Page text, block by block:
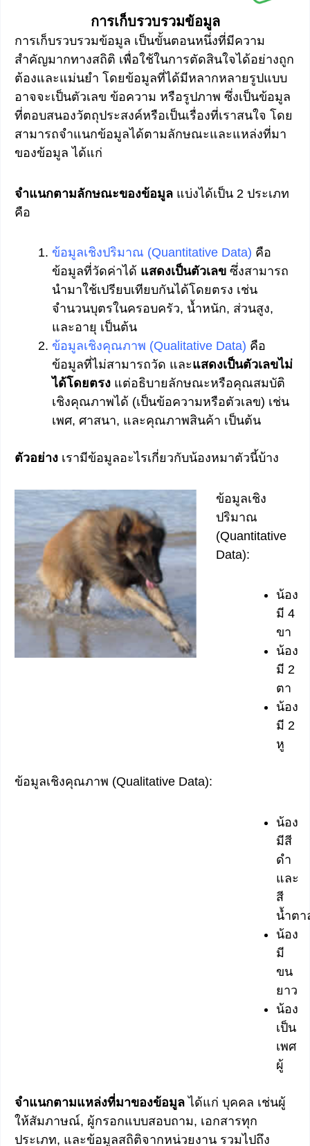
การเก็บรวบรวมข้อมูล
การเก็บรวบรวมข้อมูล เป็นขั้นตอนหนึ่งที่มีความ
สำคัญมากทางสถิติ เพื่อใช้ในการตัดสินใจได้อย่างถูก
ต้องและแม่นยำ โดยข้อมูลที่ได้มีหลากหลายรูปแบบ
อาจจะเป็นตัวเลข ข้อความ หรือรูปภาพ ซึ่งเป็นข้อมูล
ที่ตอบสนองวัตถุประสงค์หรือเป็นเรื่องที่เราสนใจ โดย
สามารถจำแนกข้อมูลได้ตามลักษณะและแหล่งที่มา
ของข้อมูล ได้แก่
จำแนกตามลักษณะของข้อมูล แบ่งได้เป็น 2 ประเภท
คือ
ข้อมูลเชิงปริมาณ (Quantitative Data) คือ
ข้อมูลที่วัดค่าได้ แสดงเป็นตัวเลข ซึ่งสามารถ
นำมาใช้เปรียบเทียบกันได้โดยตรง เช่น
จำนวนบุตรในครอบครัว, น้ำหนัก, ส่วนสูง,
และอายุ เป็นต้น
ข้อมูลเชิงคุณภาพ (Qualitative Data) คือ
ข้อมูลที่ไม่สามารถวัด และแสดงเป็นตัวเลขไม่
ได้โดยตรง แต่อธิบายลักษณะหรือคุณสมบัติ
เชิงคุณภาพได้ (เป็นข้อความหรือตัวเลข) เช่น
เพศ, ศาสนา, และคุณภาพสินค้า เป็นต้น
ตัวอย่าง เรามีข้อมูลอะไรเกี่ยวกับน้องหมาตัวนี้บ้าง
ข้อมูลเชิง
ปริมาณ
(Quantitative
Data):
น้อง
มี 4
ขา
น้อง
มี 2
ตา
น้อง
มี 2
หู
ข้อมูลเชิงคุณภาพ (Qualitative Data):
น้อง
มีสี
ดำ
และ
สี
น้ำตา
น้อง
มี
ขน
ยาว
น้อง
เป็น
เพศ
ผู้
จำแนกตามแหล่งที่มาของข้อมูลได้แก่ บุคคล เช่นผู้
ให้สัมภาษณ์, ผู้กรอกแบบสอบถาม, เอกสารทุก
ประเภท, และข้อมูลสถิติจากหน่วยงาน รวมไปถึง